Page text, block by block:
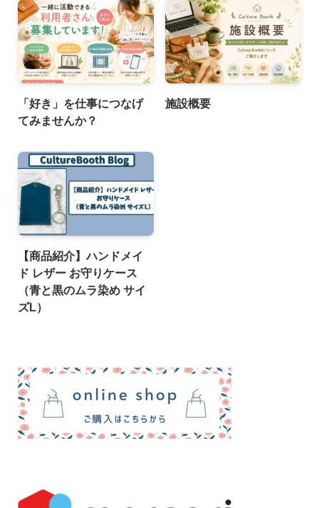
「好き」を仕事につなげ
てみませんか？
施設概要
【商品紹介】ハンドメイ
ド レザー お守りケース
（青と黒のムラ染め サイ
ズL）